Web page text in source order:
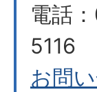
電話
5116
お問